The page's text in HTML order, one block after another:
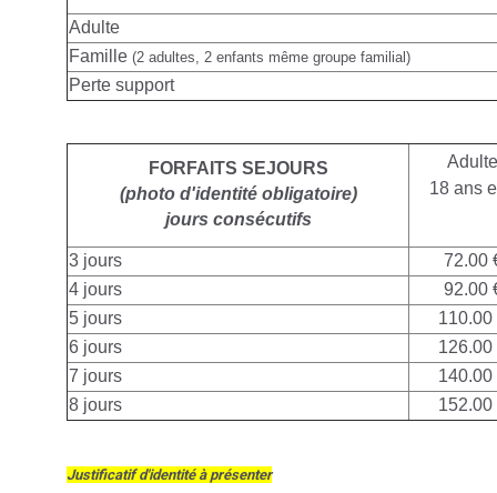
Adulte
Famille (2 adultes, 2 enfants même groupe familial)
Perte support
FORFAITS SEJOURS
(photo d'identité obligatoire)
jours consécutifs
Adulte
18 ans
3 jours
72.00
4 jours
92.00
5 jours
110.00
6 jours
126.00
7 jours
140.00
8 jours
152.00
Justificatif d'identité à présenter